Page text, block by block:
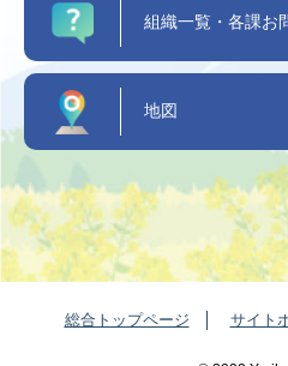
組織一覧・各課お
地図
総合トップページ サイト